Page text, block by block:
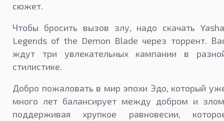
сюжет.
Чтобы бросить вызов злу, надо скачать
Legends of the Demon Blade через торрент.
ждут три увлекательных кампании в
стилистике.
Добро пожаловать в мир эпохи Эдо, который
много лет балансирует между добром и
поддерживая хрупкое равновесии,